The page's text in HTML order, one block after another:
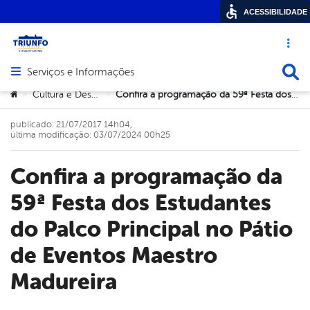
Acesso
Abrir menu principal de navegação
Serviços e Informações
Você está aqui:
> Cultura e Desportos > Confira a programação da 59ª Festa dos Estudantes do Palco Principal no Pátio de Eventos Maestro Madureira
Confira a programação da
59ª Festa dos Estudantes
do Palco Principal no Pátio
de Eventos Maestro
Madureira
publicado: 21/07/2017 14h04,
última modificação: 03/07/2024 00h25
ACESSIBILIDADE